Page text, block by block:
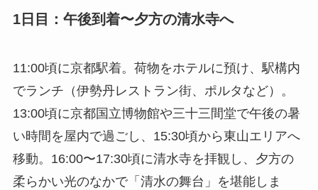
1日目：午後到着〜夕方の清水寺へ
11:00頃に京都駅着。荷物をホテルに預け、駅構内
でランチ（伊勢丹レストラン街、ポルタなど）。
13:00頃に京都国立博物館や三十三間堂で午後の暑
い時間を屋内で過ごし、15:30頃から東山エリアへ
移動。16:00〜17:30頃に清水寺を拝観し、夕方の
柔らかい光のなかで「清水の舞台」を堪能しま